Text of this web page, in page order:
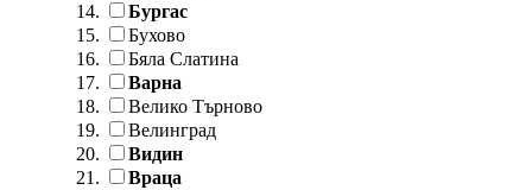
Бургас
Бухово
Бяла Слатина
Варна
Велико Търново
Велинград
Видин
Враца